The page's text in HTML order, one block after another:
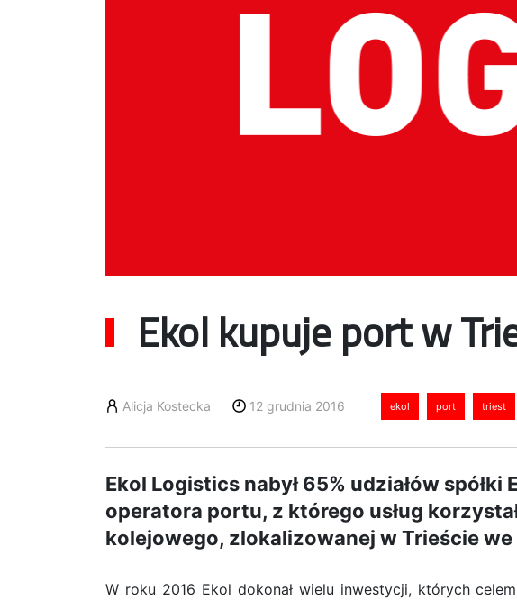
Ekol kupuje port w
Alicja Kostecka 12 grudnia 2016 ekol port triest
Ekol Logistics nabył 65% udziałów
operatora portu, z którego usług
kolejowego, zlokalizowanej w Trieście we
W roku 2016 Ekol dokonał wielu inwestycji, których